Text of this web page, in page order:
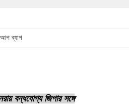
আপ ব্যাগ
বন্ধযোগ্য জিপার সঙ্গে